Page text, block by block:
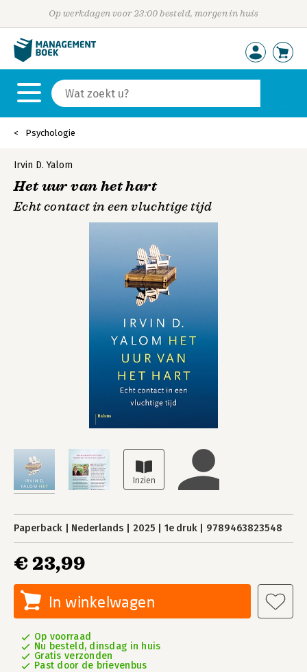
Op werkdagen voor 23:00 besteld, morgen in huis
Psychologie
Irvin D. Yalom
Het uur van het hart
Echt contact in een vluchtige tijd
Paperback Nederlands 2025 1e druk 9789463823548
€ 23,99
In winkelwagen
Op voorraad
Nu besteld, dinsdag in huis
Gratis verzonden
Past door de brievenbus